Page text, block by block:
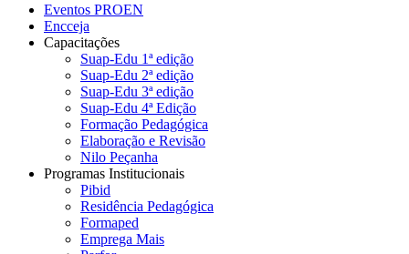
Eventos PROEN
Encceja
Capacitações
Suap-Edu 1ª edição
Suap-Edu 2ª edição
Suap-Edu 3ª edição
Suap-Edu 4ª Edição
Formação Pedagógica
Elaboração e Revisão
Nilo Peçanha
Programas Institucionais
Pibid
Residência Pedagógica
Formaped
Emprega Mais